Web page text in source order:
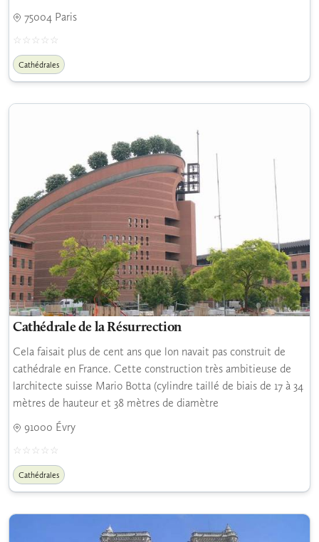
75004 Paris
Cathédrales
Cathédrale de la Résurrection
Cela faisait plus de cent ans que lon navait pas construit de
cathédrale en France. Cette construction très ambitieuse de
larchitecte suisse Mario Botta (cylindre taillé de biais de 17 à 34
mètres de hauteur et 38 mètres de diamètre
91000 Évry
Cathédrales